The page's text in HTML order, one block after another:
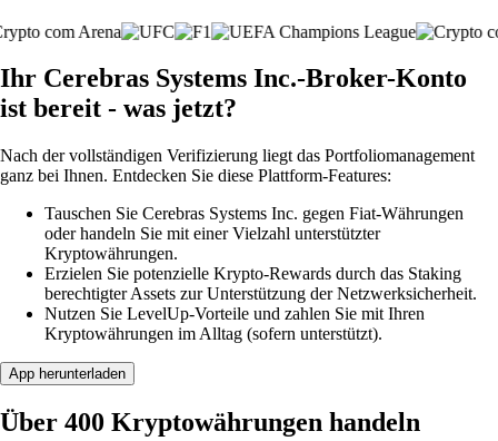
Ihr Cerebras Systems Inc.-Broker-Konto
ist bereit - was jetzt?
Nach der vollständigen Verifizierung liegt das Portfoliomanagement
ganz bei Ihnen. Entdecken Sie diese Plattform-Features:
Tauschen Sie Cerebras Systems Inc. gegen Fiat-Währungen
oder handeln Sie mit einer Vielzahl unterstützter
Kryptowährungen.
Erzielen Sie potenzielle Krypto-Rewards durch das Staking
berechtigter Assets zur Unterstützung der Netzwerksicherheit.
Nutzen Sie LevelUp-Vorteile und zahlen Sie mit Ihren
Kryptowährungen im Alltag (sofern unterstützt).
App herunterladen
Über 400 Kryptowährungen handeln